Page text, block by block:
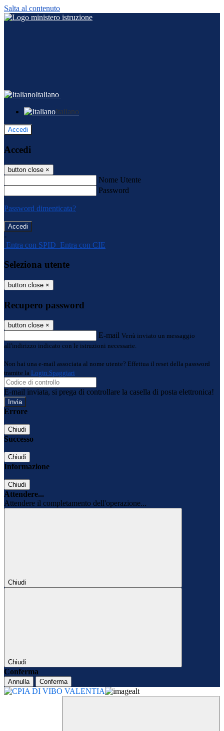
Salta al contenuto
Italiano
Italiano
Accedi
Accedi
button close ×
Nome Utente
Password
Password dimenticata?
-
Entra con SPID Entra con CIE
Seleziona utente
button close ×
Recupero password
button close ×
E-mail Verrà inviato un messaggio
all'indirizzo indicato con le istruzioni necessarie.
Non hai una e-mail associata al nome utente? Effettua il reset della password
tramite la Login Spaggiari
E-mail inviata, si prega di controllare la casella di posta elettronica!
Errore
Chiudi
Successo
Chiudi
Informazione
Chiudi
Attendere...
Attendere il completamento dell'operazione...
Chiudi
Chiudi
Conferma
Annulla Conferma